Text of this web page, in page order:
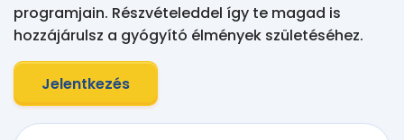
programjain. Részvételeddel így te magad is
hozzájárulsz a gyógyító élmények születéséhez.
Jelentkezés